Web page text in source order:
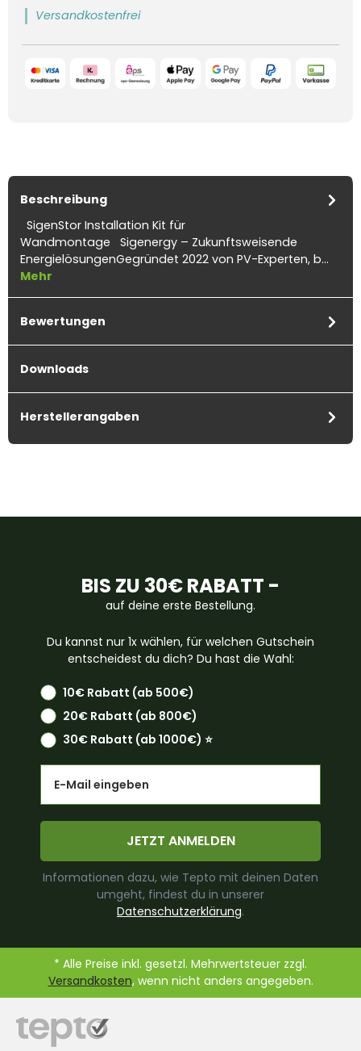
Versandkostenfrei
Beschreibung
SigenStor Installation Kit für
Wandmontage Sigenergy – Zukunftsweisende
EnergielösungenGegründet 2022 von PV-Experten, b…
Mehr
Bewertungen
Downloads
Herstellerangaben
BIS ZU 30€ RABATT -
auf deine erste Bestellung.
Du kannst nur 1x wählen, für welchen Gutschein
entscheidest du dich? Du hast die Wahl:
10€ Rabatt (ab 500€)
20€ Rabatt (ab 800€)
30€ Rabatt (ab 1000€) ⭐️
JETZT ANMELDEN
Informationen dazu, wie Tepto mit deinen Daten
umgeht, findest du in unserer
Datenschutzerklärung.
* Alle Preise inkl. gesetzl. Mehrwertsteuer zzgl.
Versandkosten, wenn nicht anders angegeben.